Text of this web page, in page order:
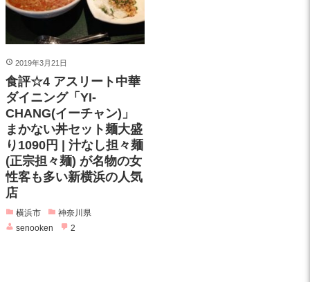
2019年3月21日
食評☆4 アスリート中華
ダイニング「YI-
CHANG(イーチャン)」
まかない丼セット麺大盛
り1090円 | 汁なし担々麺
(正宗担々麺) が名物の女
性客も多い新横浜の人気
店
横浜市
神奈川県
senooken
2